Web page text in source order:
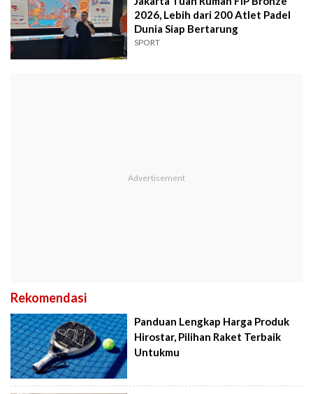
2026, Lebih dari 200 Atlet Padel
Dunia Siap Bertarung
SPORT
Rekomendasi
Panduan Lengkap Harga Produk
Hirostar, Pilihan Raket Terbaik
Untukmu